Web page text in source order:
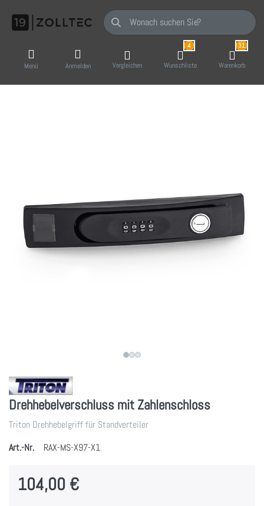
Geben Sie einen Suchbegriff ein. Während
Menü Anmelden Vergleichen
4
Wunschliste
31
Warenkorb
Drehhebelverschluss mit Zahlenschloss
Triton Drehhebelgriff für Standverteiler
Art.-Nr.
RAX-MS-X97-X1
104,00 €